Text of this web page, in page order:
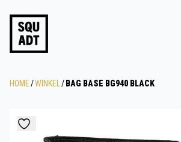
HOME/WINKEL / BAG BASE BG940 BLACK